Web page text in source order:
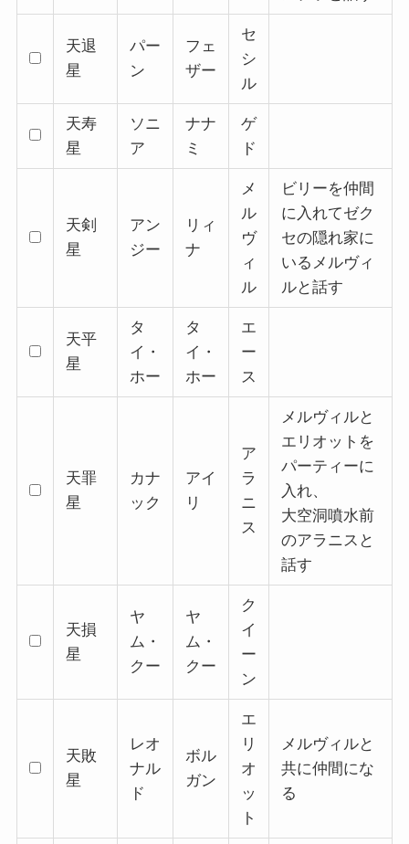
天退
星
パー
ン
フェ
ザー
セ
シ
ル
天寿
星
ソニ
ア
ナナ
ミ
ゲ
ド
天剣
星
アン
ジー
リィ
ナ
メ
ル
ヴ
ィ
ル
ビリーを仲間
に入れてゼク
セの隠れ家に
いるメルヴィ
ルと話す
天平
星
タ
イ・
ホー
タ
イ・
ホー
エ
ー
ス
天罪
星
カナ
ック
アイ
リ
ア
ラ
ニ
ス
メルヴィルと
エリオットを
パーティーに
入れ、
大空洞噴水前
のアラニスと
話す
天損
星
ヤ
ム・
クー
ヤ
ム・
クー
ク
イ
ー
ン
天敗
星
レオ
ナル
ド
ボル
ガン
エ
リ
オ
ッ
ト
メルヴィルと
共に仲間にな
る